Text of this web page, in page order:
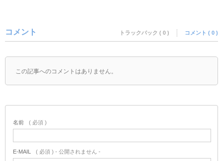
コメント トラックバック ( 0 ) コメント ( 0 )
この記事へのコメントはありません。
名前 ( 必須 )
E-MAIL ( 必須 ) - 公開されません -